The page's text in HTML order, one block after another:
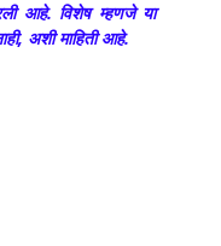
आहे. विशेष म्हणजे या
अशी माहिती आहे.